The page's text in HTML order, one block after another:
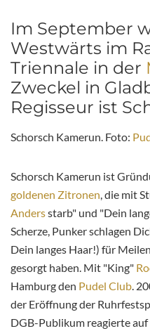
Im September
Westwärts im
Triennale in der
Zweckel in
Regisseur ist
Schorsch Kamerun. Foto:
Schorsch Kamerun ist
goldenen Zitronen, die mit
Andersstarb" und "Dein
Scherze, Punker schlagen
Dein langes Haar!) für
gesorgt haben. Mit "King"
Hamburg den Pudel Club.
der Eröffnung der
DGB-Publikum reagierte